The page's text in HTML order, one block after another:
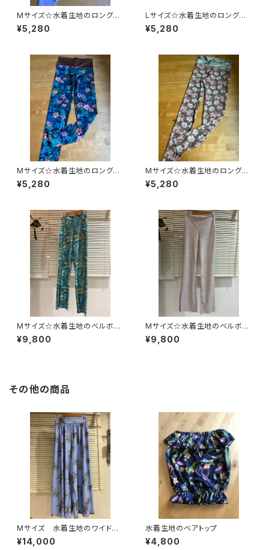
Mサイズ☆水着生地のロングレ
ギンス
¥5,280
Lサイズ☆水着生地のロングレ
ギンス
¥5,280
Mサイズ☆水着生地のロングレ
ギンス
¥5,280
Mサイズ☆水着生地のロングレ
ギンス
¥5,280
Mサイズ☆水着生地のベルボト
ム
¥9,800
Mサイズ☆水着生地のベルボト
ム
¥9,800
その他の商品
Mサイズ 水着生地のワイドパ
ンツ
¥14,000
水着生地のベアトップ
¥4,800